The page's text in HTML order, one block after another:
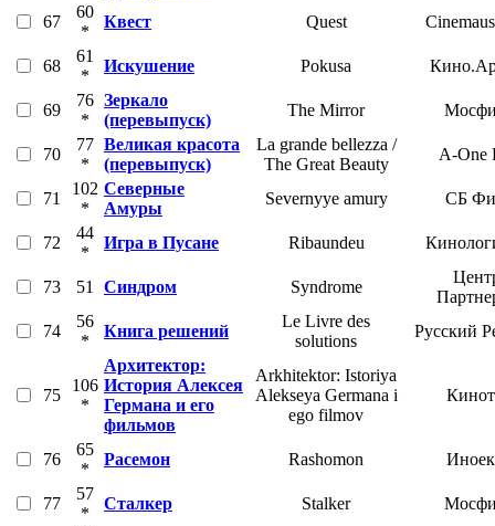
67
60
*
Квест Quest
68
61
*
Искушение Pokusa
69
76
*
Зеркало
(перевыпуск)
The Mirror
70
77
*
Великая красота
(перевыпуск)
La grande bellezza /
The Great Beauty
A-One
71
102
*
Северные
Амуры
Severnyye amury СБ
72
44
*
Игра в Пусане Ribaundeu
73 51 Синдром Syndrome
74
56
*
Книга решений
Le Livre des
solutions
Русский
75
106
*
Архитектор:
История Алексея
Германа и его
фильмов
Arkhitektor: Istoriya
Alekseya Germana i
ego filmov
76
65
*
Расемон Rashomon
77
57
*
Сталкер Stalker